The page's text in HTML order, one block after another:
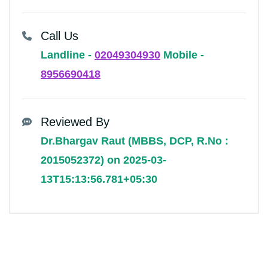
Call Us
Landline - 02049304930 Mobile -
8956690418
Reviewed By
Dr.Bhargav Raut (MBBS, DCP, R.No :
2015052372) on 2025-03-
13T15:13:56.781+05:30